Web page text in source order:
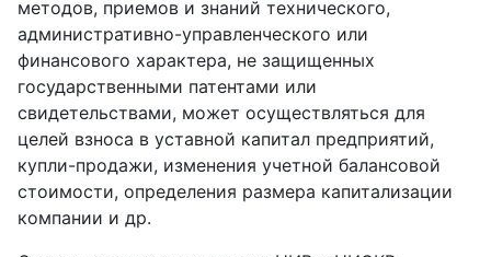
методов, приемов и знаний технического,
административно-управленческого или
финансового характера, не защищенных
государственными патентами или
свидетельствами, может осуществляться для
целей взноса в уставной капитал предприятий,
купли-продажи, изменения учетной балансовой
стоимости, определения размера капитализации
компании и др.